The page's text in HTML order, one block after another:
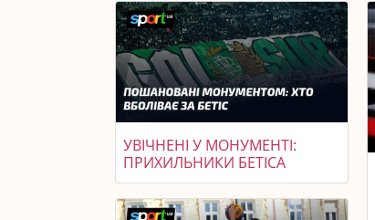
УВІЧНЕНІ У МОНУМЕНТІ:
ПРИХИЛЬНИКИ БЕТІСА